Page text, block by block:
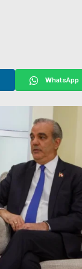
WhatsApp